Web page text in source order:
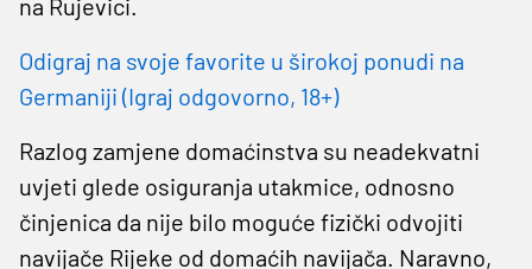
na Rujevici.
Odigraj na svoje favorite u širokoj ponudi na
Germaniji (Igraj odgovorno, 18+)
Razlog zamjene domaćinstva su neadekvatni
uvjeti glede osiguranja utakmice, odnosno
činjenica da nije bilo moguće fizički odvojiti
navijače Rijeke od domaćih navijača. Naravno,